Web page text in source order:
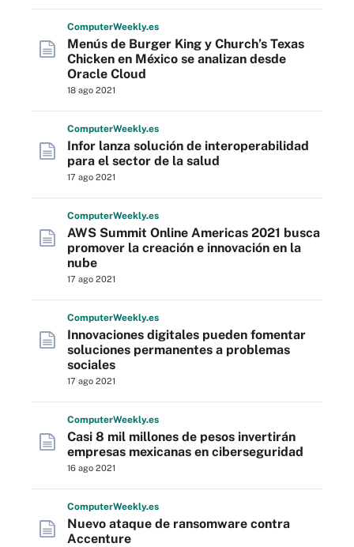
ComputerWeekly.es
Menús de Burger King y Church’s Texas
Chicken en México se analizan desde
Oracle Cloud
18 ago 2021
ComputerWeekly.es
Infor lanza solución de interoperabilidad
para el sector de la salud
17 ago 2021
ComputerWeekly.es
AWS Summit Online Americas 2021 busca
promover la creación e innovación en la
nube
17 ago 2021
ComputerWeekly.es
Innovaciones digitales pueden fomentar
soluciones permanentes a problemas
sociales
17 ago 2021
ComputerWeekly.es
Casi 8 mil millones de pesos invertirán
empresas mexicanas en ciberseguridad
16 ago 2021
ComputerWeekly.es
Nuevo ataque de ransomware contra
Accenture